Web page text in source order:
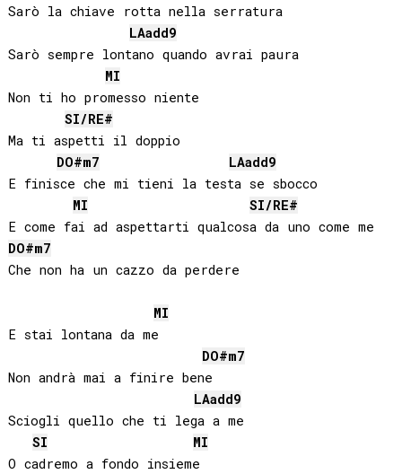
Sarò la chiave rotta nella serratura
LAadd9
Sarò sempre lontano quando avrai paura
MI
Non ti ho promesso niente
SI/RE#
Ma ti aspetti il doppio
DO#m7 LAadd9
E finisce che mi tieni la testa se sbocco
MI
SI/RE#
DO#m7
Che non ha un cazzo da perdere
MI
E stai lontana da me
DO#m7
Non andrà mai a finire bene
LAadd9
Sciogli quello che ti lega a me
SI
MI
O cadremo a fondo insieme